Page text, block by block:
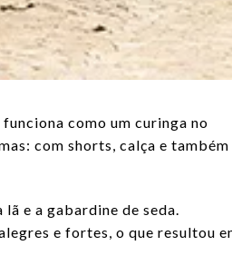
como um curinga no
com shorts, calça e também
e a gabardine de seda.
e fortes, o que resultou